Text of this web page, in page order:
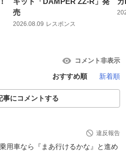
売
2026.08.09 レスポンス
コメント非表示
おすすめ順 新着順
事にコメントする
違反報告
用車なら『まあ行けるかな』と進め